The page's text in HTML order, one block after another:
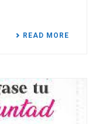
READ MORE